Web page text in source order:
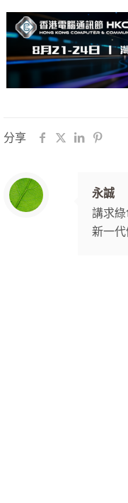
分享
永誠
講求
新一代